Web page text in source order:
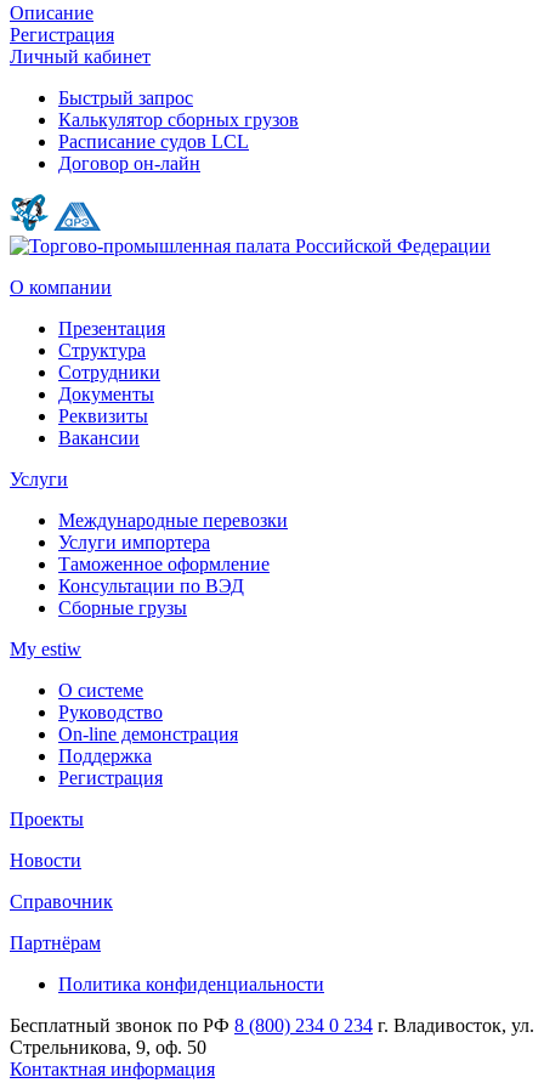
Описание
Регистрация
Личный кабинет
Быстрый запрос
Калькулятор сборных грузов
Расписание судов LCL
Договор он-лайн
О компании
Презентация
Структура
Сотрудники
Документы
Реквизиты
Вакансии
Услуги
Международные перевозки
Услуги импортера
Таможенное оформление
Консультации по ВЭД
Сборные грузы
My estiw
О системе
Руководство
On-line демонстрация
Поддержка
Регистрация
Проекты
Новости
Справочник
Партнёрам
Политика конфиденциальности
Бесплатный звонок по РФ 8 (800) 234 0 234 г. Владивосток, ул.
Стрельникова, 9, оф. 50
Контактная информация